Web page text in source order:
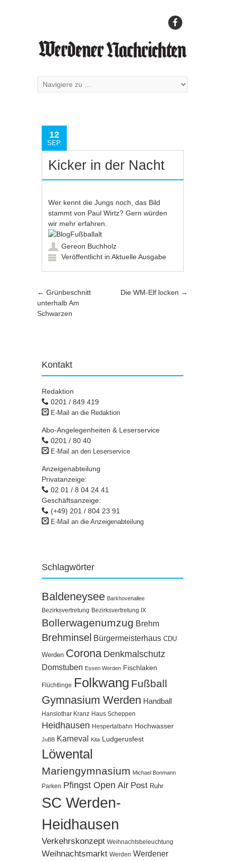
12
SEP.
Kicker in der Nacht
Wer kennt die Jungs noch, das Bild
stammt von Paul Wirtz? Gern würden
wir mehr erfahren.
Gereon Buchholz
Veröffentlicht inAktuelle Ausgabe
Artikel-Navigation
← Grünbeschnitt
unterhalb Am
Schwarzen
Die WM-Elf locken →
Kontakt
Redaktion
0201 / 849 419
E-Mail an die Redaktion
Abo-Angelegenheiten & Leserservice
0201 / 80 40
E-Mail an den Leserservice
Anzeigenabteilung
Privatanzeige:
02 01 / 8 04 24 41
Geschäftsanzeige:
(+49) 201 / 804 23 91
E-Mail an die Anzeigenabteilung
Schlagwörter
Baldeneysee Barkhovenallee
Bezirksvertretung Bezirksvertretung IX
Bollerwagenumzug Brehm
Brehminsel Bürgermeisterhaus CDU
Werden Corona Denkmalschutz
Domstuben Essen Werden Fischlaken
Flüchtlinge Folkwang Fußball
Gymnasium Werden Handball
Hanslothar Kranz Haus Scheppen
Heidhausen Hespertalbahn Hochwasser
JuBB Karneval Kita Ludgerusfest
Löwental
Mariengymnasium Michael Bonmann
Parken Pfingst Open Air Post Ruhr
SC Werden-
Heidhausen
Verkehrskonzept Weihnachtsbeleuchtung
Weihnachtsmarkt Werden Werdener